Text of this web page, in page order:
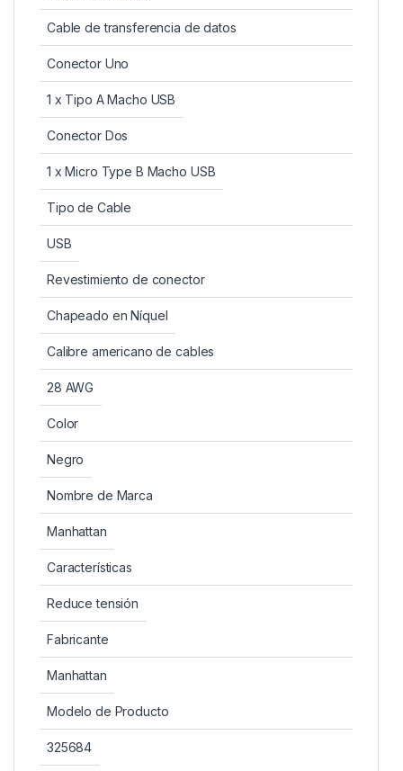
Cable de transferencia de datos
Conector Uno
1 x Tipo A Macho USB
Conector Dos
1 x Micro Type B Macho USB
Tipo de Cable
USB
Revestimiento de conector
Chapeado en Níquel
Calibre americano de cables
28 AWG
Color
Negro
Nombre de Marca
Manhattan
Características
Reduce tensión
Fabricante
Manhattan
Modelo de Producto
325684